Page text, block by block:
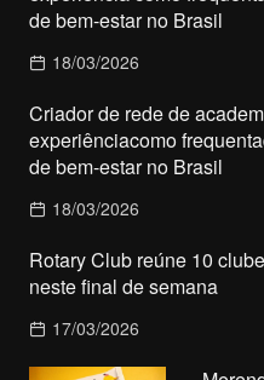
de bem-estar no Brasil
18/03/2026
Criador de rede de
experiênciacomo
de bem-estar no Brasil
18/03/2026
Rotary Club reúne 10
neste final de semana
17/03/2026